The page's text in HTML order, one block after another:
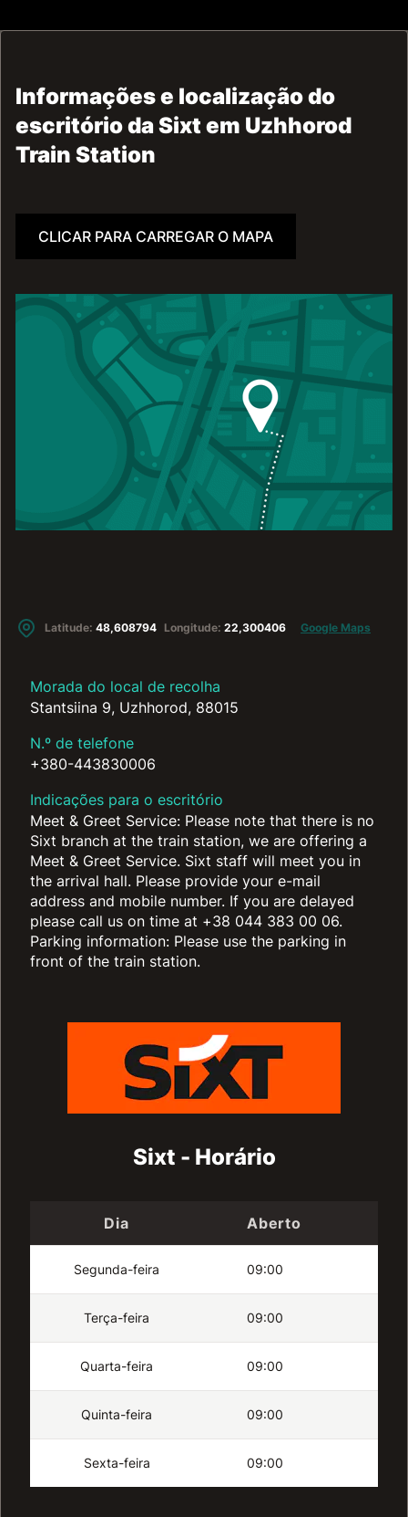
Informações e localização do
escritório da Sixt em Uzhhorod
Train Station
CLICAR PARA CARREGAR O MAPA
Latitude: 48,608794 Longitude: 22,300406 Google Maps
Morada do local de recolha
Stantsiina 9, Uzhhorod, 88015
N.º de telefone
+380-443830006
Indicações para o escritório
Meet & Greet Service: Please note that there is no
Sixt branch at the train station, we are offering a
Meet & Greet Service. Sixt staff will meet you in
the arrival hall. Please provide your e-mail
address and mobile number. If you are delayed
please call us on time at +38 044 383 00 06.
Parking information: Please use the parking in
front of the train station.
Sixt - Horário
Dia Aberto
Segunda-feira 09:00
Terça-feira 09:00
Quarta-feira 09:00
Quinta-feira 09:00
Sexta-feira 09:00